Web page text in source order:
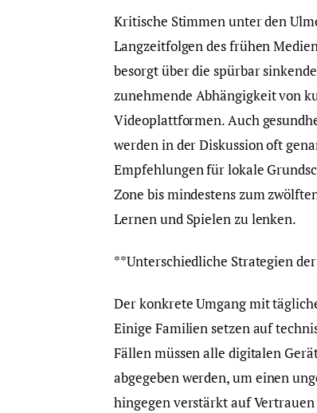
Kritische Stimmen unter den
Langzeitfolgen des frühen
besorgt über die spürbar
zunehmende Abhängigkeit von
Videoplattformen. Auch
werden in der Diskussion oft
Empfehlungen für lokale
Zone bis mindestens zum
Lernen und Spielen zu lenken.
**Unterschiedliche Strategien
Der konkrete Umgang mit
Einige Familien setzen auf
Fällen müssen alle digitalen
abgegeben werden, um einen
hingegen verstärkt auf